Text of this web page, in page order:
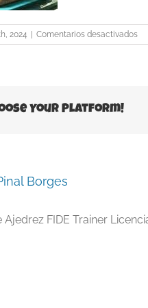
2024 | Comentarios desactivadosen
Your Platform!
Borges
FIDE Trainer